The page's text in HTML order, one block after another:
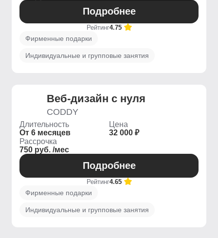
Подробнее
Рейтинг4.75
Фирменные подарки
Индивидуальные и групповые занятия
Веб-дизайн с нуля
CODDY
Длительность
От 6 месяцев
Цена
32 000 ₽
Рассрочка
750 руб. /мес
Подробнее
Рейтинг4.65
Фирменные подарки
Индивидуальные и групповые занятия